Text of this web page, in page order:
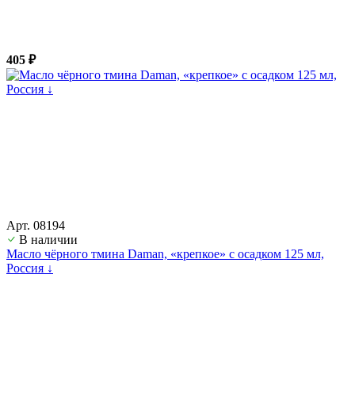
405 ₽
Арт. 08194
В наличии
Масло чёрного тмина Daman, «крепкое» с осадком 125 мл,
Россия ↓